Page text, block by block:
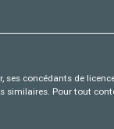
ses concédants de
Pour tout